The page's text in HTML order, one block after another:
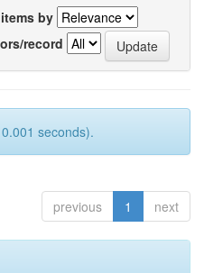
by
record
seconds).
previous 1 next